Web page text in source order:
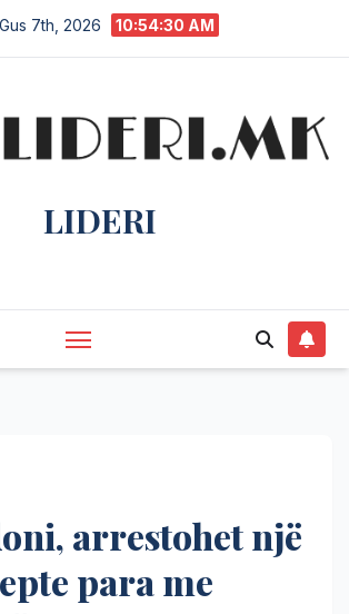
7th, 2026 10:54:30 AM
LIDERI
arrestohet një
para me